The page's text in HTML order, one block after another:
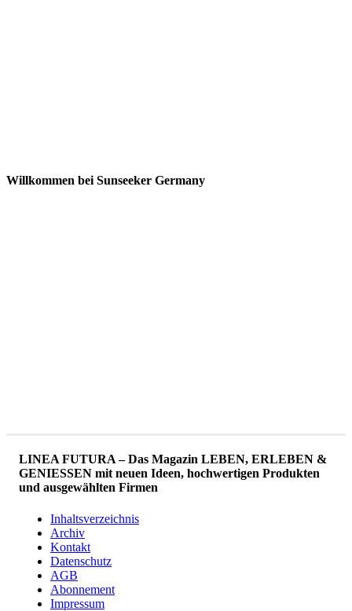
Willkommen bei Sunseeker Germany
LINEA FUTURA – Das Magazin LEBEN, ERLEBEN &
GENIESSEN mit neuen Ideen, hochwertigen Produkten
und ausgewählten Firmen
Inhaltsverzeichnis
Archiv
Kontakt
Datenschutz
AGB
Abonnement
Impressum